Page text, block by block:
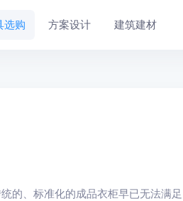
选购 方案设计 建筑建材
的、标准化的成品衣柜早已无法满足